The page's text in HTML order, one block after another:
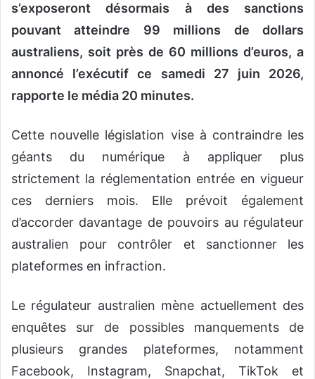
s’exposeront désormais à des sanctions
pouvant atteindre 99 millions de dollars
australiens, soit près de 60 millions d’euros, a
annoncé l’exécutif ce samedi 27 juin 2026,
rapporte le média 20 minutes.
Cette nouvelle législation vise à contraindre les
géants du numérique à appliquer plus
strictement la réglementation entrée en vigueur
ces derniers mois. Elle prévoit également
d’accorder davantage de pouvoirs au régulateur
australien pour contrôler et sanctionner les
plateformes en infraction.
Le régulateur australien mène actuellement des
enquêtes sur de possibles manquements de
plusieurs grandes plateformes, notamment
Facebook, Instagram, Snapchat, TikTok et